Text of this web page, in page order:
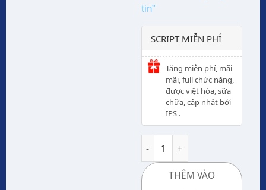
tin”
SCRIPT MIỄN PHÍ
Tặng miễn phí, mãi
mãi, full chức năng,
được việt hóa, sữa
chữa, cập nhật bởi
IPS .
THÊM VÀO